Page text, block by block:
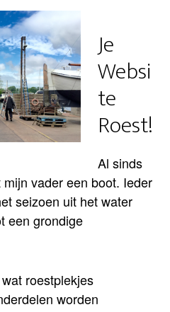
Je
Websi
te
Roest!
Al sinds
vader een boot. Ieder
seizoen uit het water
een grondige
roestplekjes
worden